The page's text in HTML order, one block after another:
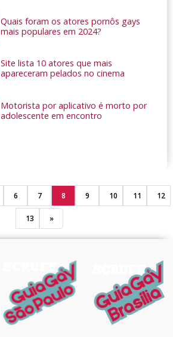
Quais foram os atores pornôs gays
mais populares em 2024?
Site lista 10 atores que mais
apareceram pelados no cinema
Motorista por aplicativo é morto por
adolescente em encontro
6 7 8 9 10 11 12
13 »